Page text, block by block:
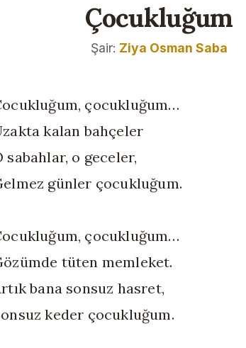
Çocukluğum
Şair: Ziya Osman Saba
çocukluğum…
kalan bahçeler
sabahlar, o geceler,
günler çocukluğum.
çocukluğum…
tüten memleket.
bana sonsuz hasret,
keder çocukluğum.